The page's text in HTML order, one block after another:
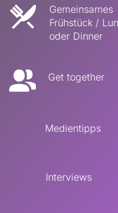
﻿Gemeinsames
Frühstück /
oder Dinner
Get together
Medientipps
Interviews